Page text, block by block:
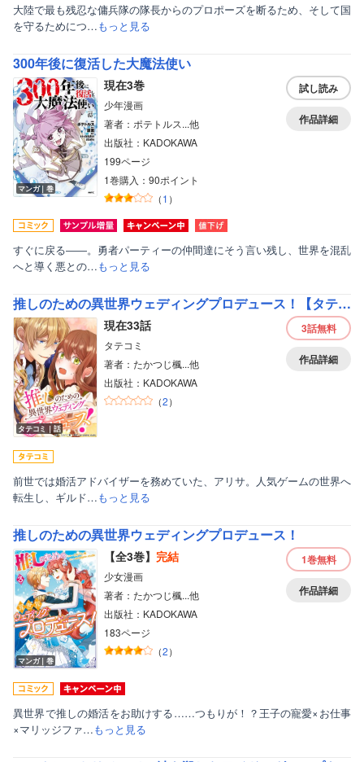
大陸で最も残忍な傭兵隊の隊長からのプロポーズを断るため、そして国
を守るためにつ…もっと見る
300年後に復活した大魔法使い
マンガ｜巻
現在3巻
少年漫画
著者：ポテトルス...他
出版社：KADOKAWA
199ページ
1巻購入：90ポイント
（1 ）
試し読み
作品詳細
すぐに戻る――。勇者パーティーの仲間達にそう言い残し、世界を混乱
へと導く悪との…もっと見る
推しのための異世界ウェディングプロデュース！【タテスク】【フルカラー】
タテコミ｜話
現在33話
タテコミ
著者：たかつじ楓...他
出版社：KADOKAWA
（2）
3話無料
作品詳細
前世では婚活アドバイザーを務めていた、アリサ。人気ゲームの世界へ
転生し、ギルド…もっと見る
推しのための異世界ウェディングプロデュース！
マンガ｜巻
【全3巻】 完結
少女漫画
著者：たかつじ楓...他
出版社：KADOKAWA
183ページ
（2）
1巻無料
作品詳細
異世界で推しの婚活をお助けする……つもりが！？王子の寵愛×お仕事
×マリッジファ…もっと見る
ボーイズラブ
ティーンズラブ
女性写真集